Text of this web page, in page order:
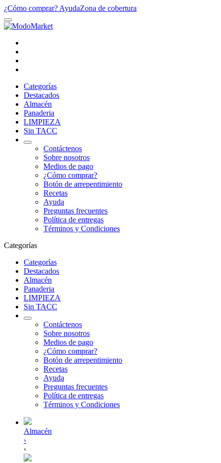
¿Cómo comprar? AyudaZona de cobertura
Categorías
Destacados
Almacén
Panaderia
LIMPIEZA
Sin TACC
Contáctenos
Sobre nosotros
Medios de pago
¿Cómo comprar?
Botón de arrepentimiento
Recetas
Ayuda
Preguntas frecuentes
Política de entregas
Términos y Condiciones
Categorías
Categorías
Destacados
Almacén
Panaderia
LIMPIEZA
Sin TACC
Contáctenos
Sobre nosotros
Medios de pago
¿Cómo comprar?
Botón de arrepentimiento
Recetas
Ayuda
Preguntas frecuentes
Política de entregas
Términos y Condiciones
Almacén
›
‹